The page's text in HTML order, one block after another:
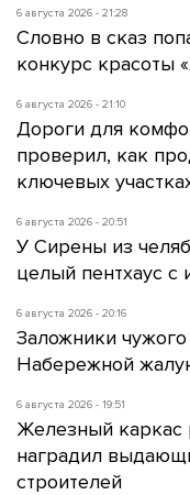
6 августа 2026 - 21:28
Словно в сказ
конкурс красоты
6 августа 2026 - 21:10
Дороги для
проверил, как
ключевых
6 августа 2026 - 20:51
У Сирены из
целый пентхаус с
6 августа 2026 - 20:16
Заложники
Набережной
6 августа 2026 - 19:51
Железный каркас
наградил
строителей